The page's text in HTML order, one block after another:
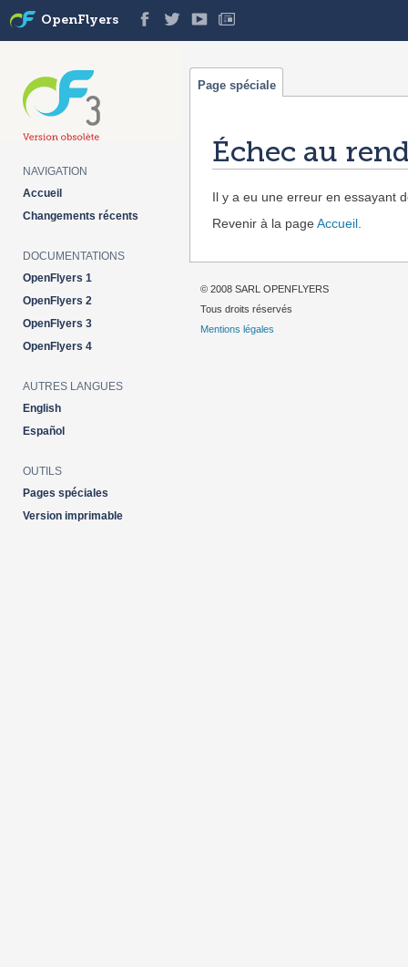
Échec au
Il y a eu une erreur en essayant
Revenir à la pageAccueil
Page spéciale
OpenFlyers
NAVIGATION
Accueil
Changements récents
DOCUMENTATIONS
OpenFlyers 1
OpenFlyers 2
OpenFlyers 3
OpenFlyers 4
AUTRES LANGUES
English
Español
OUTILS
Pages spéciales
Version imprimable
© 2008 SARL OPENFLYERS
Tous droits réservés
Mentions légales